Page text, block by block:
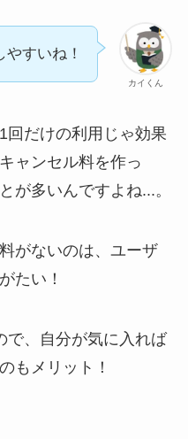
カイくん
すいね！
回だけの利用じゃ効果
ャンセル料を作っ
が多いんですよね...。
がないのは、ユーザ
たい！
で、自分が気に入れば
もメリット！